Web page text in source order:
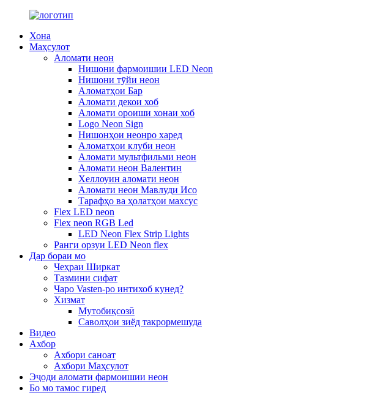
Хона
Маҳсулот
Аломати неон
Нишони фармоишии LED Neon
Нишони тӯйи неон
Аломатҳои Бар
Аломати декои хоб
Аломати ороиши хонаи хоб
Logo Neon Sign
Нишонҳои неонро харед
Аломатҳои клуби неон
Аломати мультфильми неон
Аломати неон Валентин
Хеллоуин аломати неон
Аломати неон Мавлуди Исо
Тарафҳо ва ҳолатҳои махсус
Flex LED neon
Flex neon RGB Led
LED Neon Flex Strip Lights
Ранги орзуи LED Neon flex
Дар бораи мо
Чеҳраи Ширкат
Тазмини сифат
Чаро Vasten-ро интихоб кунед?
Хизмат
Мутобиқсозӣ
Саволҳои зиёд такрормешуда
Видео
Ахбор
Ахбори саноат
Ахбори Маҳсулот
Эҷоди аломати фармоишии неон
Бо мо тамос гиред